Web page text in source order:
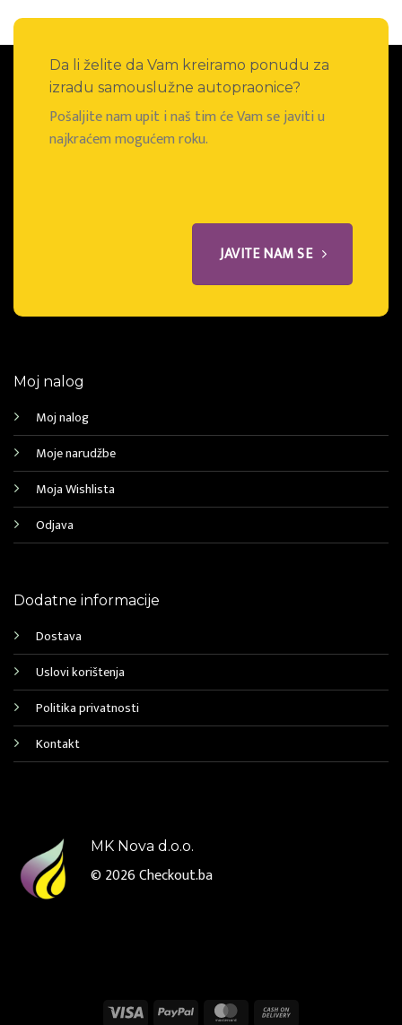
Da li želite da Vam kreiramo ponudu za
izradu samouslužne autopraonice?
Pošaljite nam upit i naš tim će Vam se javiti u
najkraćem mogućem roku.
JAVITE NAM SE
Moj nalog
Moj nalog
Moje narudžbe
Moja Wishlista
Odjava
Dodatne informacije
Dostava
Uslovi korištenja
Politika privatnosti
Kontakt
MK Nova d.o.o.
© 2026Checkout.ba